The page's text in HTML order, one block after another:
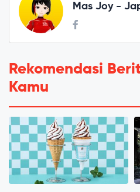
Mas Joy -
Rekomendasi
Kamu